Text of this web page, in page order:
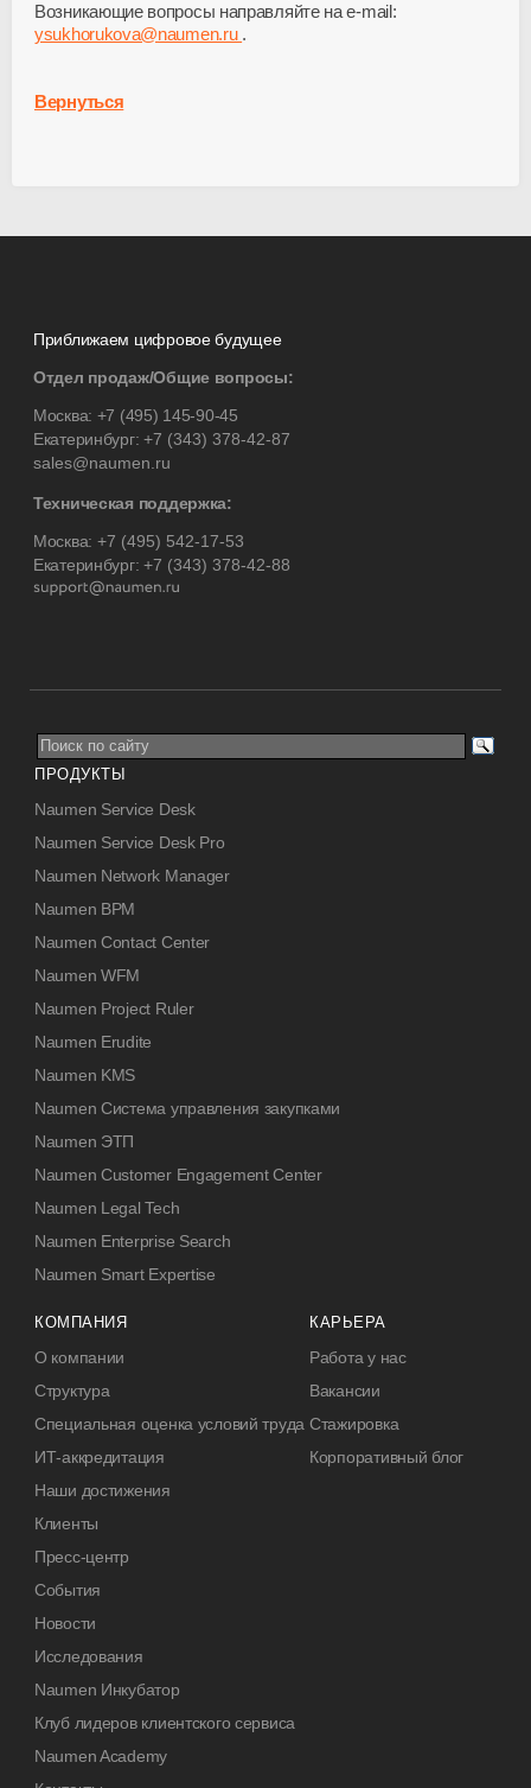
Возникающие вопросы направляйте на e-mail:
ysukhorukova@naumen.ru .
Вернуться
Приближаем цифровое будущее
Отдел продаж/Общие вопросы:
Москва: +7 (495) 145-90-45
Екатеринбург:+7 (343) 378-42-87
sales@naumen.ru
Техническая поддержка:
Москва: +7 (495) 542-17-53
Екатеринбург:+7 (343) 378-42-88
ПРОДУКТЫ
Naumen Service Desk
Naumen Service Desk Pro
Naumen Network Manager
Naumen BPM
Naumen Contact Center
Naumen WFM
Naumen Project Ruler
Naumen Erudite
Naumen KMS
Naumen Система управления закупками
Naumen ЭТП
Naumen Customer Engagement Center
Naumen Legal Tech
Naumen Enterprise Search
Naumen Smart Expertise
КОМПАНИЯ
О компании
Структура
Специальная оценка условий труда
ИТ-аккредитация
Наши достижения
Клиенты
Пресс-центр
События
Новости
Исследования
Naumen Инкубатор
Клуб лидеров клиентского сервиса
Naumen Academy
КАРЬЕРА
Работа у нас
Вакансии
Стажировка
Корпоративный блог